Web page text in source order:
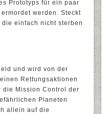
Prototyps für ein paar
werden. Steckt
einfach nicht sterben
und wird von der
Rettungsaktionen
die Mission Control der
Planeten
allein auf die